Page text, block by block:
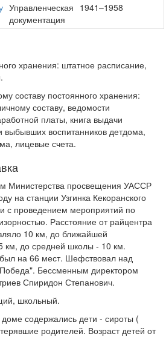
Управленческая
документация
1941–1958
хранения: штатное расписание,
составу постоянного хранения:
составу, ведомости
платы, книга выдачи
выбывших воспитанников детдома,
лицевые счета.
Министерства просвещения УАССР
на станции Узгинка Кекоранского
с проведением мероприятий по
Расстояние от райцентра
10 км, до ближайшей
км, до средней школы - 10 км.
на 66 мест. Шефствовал над
Бессменным директором
Спиридон Степанович.
школьный.
содержались дети - сироты (
родителей. Возраст детей от